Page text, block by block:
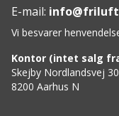
Eksklusive
E-mail:
Vi besvarer
Kontor (intet salg
Skejby Nordlandsvej
8200 Aarhus N